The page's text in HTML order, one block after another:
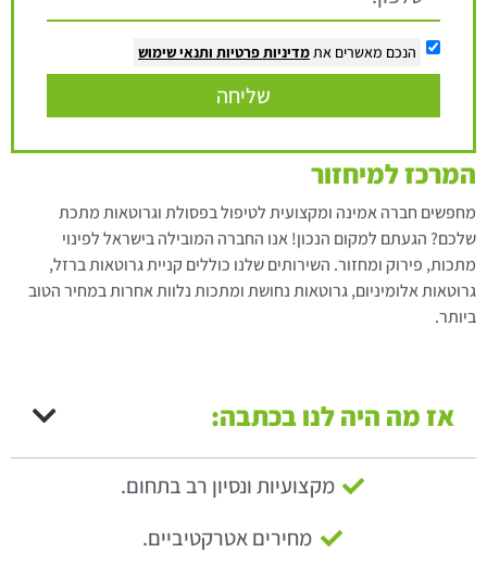
הנכם מאשרים אתמדיניות פרטיות ותנאי שימוש
שליחה
המרכז למיחזור
מחפשים חברה אמינה ומקצועית לטיפול בפסולת וגרוטאות מתכת
שלכם? הגעתם למקום הנכון! אנו החברה המובילה בישראל לפינוי
מתכות, פירוק ומחזור. השירותים שלנו כוללים קניית גרוטאות ברזל,
גרוטאות אלומיניום, גרוטאות נחושת ומתכות נלוות אחרות במחיר הטוב
ביותר.
אז מה היה לנו בכתבה:
מקצועיות ונסיון רב בתחום.
מחירים אטרקטיביים.